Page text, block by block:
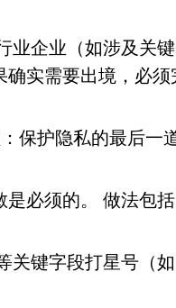
企业（如涉及关
实需要出境，必须
保护隐私的最后一
必须的。 做法包括
键字段打星号（